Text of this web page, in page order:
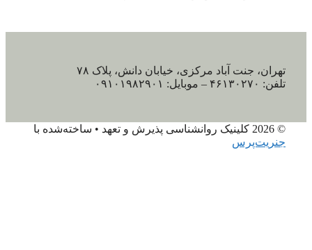
تهران، جنت آباد مرکزی، خیابان دانش، پلاک ۷۸
تلفن: ۴۶۱۳۰۲۷۰ – موبایل: ۰۹۱۰۱۹۸۲۹۰۱
© 2026 کلینیک روانشناسی پذیرش و تعهد
• ساخته‌شده با
جنریت‌پرس